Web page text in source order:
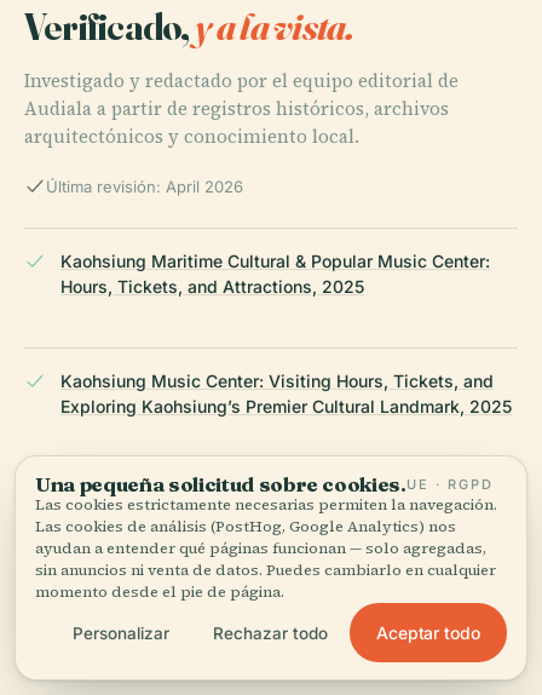
Verificado,y a la vista.
Investigado y redactado por el equipo editorial de
Audiala a partir de registros históricos, archivos
arquitectónicos y conocimiento local.
Última revisión: April 2026
Kaohsiung Maritime Cultural & Popular Music Center:
Hours, Tickets, and Attractions, 2025
Kaohsiung Music Center: Visiting Hours, Tickets, and
Exploring Kaohsiung’s Premier Cultural Landmark, 2025
Kaohsiung Maritime Cultural & Popular Music Center:
Visiting Hours, Tickets, and Cultural Highlights, 2025
Kaohsiung Music Center Visiting Hours, Tickets & Guide
to Kaohsiung Historical Sites, 2025
Una pequeña solicitud sobre cookies.UE · RGPD
Las cookies estrictamente necesarias permiten la navegación.
Las cookies de análisis (PostHog, Google Analytics) nos
ayudan a entender qué páginas funcionan — solo agregadas,
sin anuncios ni venta de datos. Puedes cambiarlo en cualquier
momento desde el pie de página.
Personalizar Rechazar todo Aceptar todo